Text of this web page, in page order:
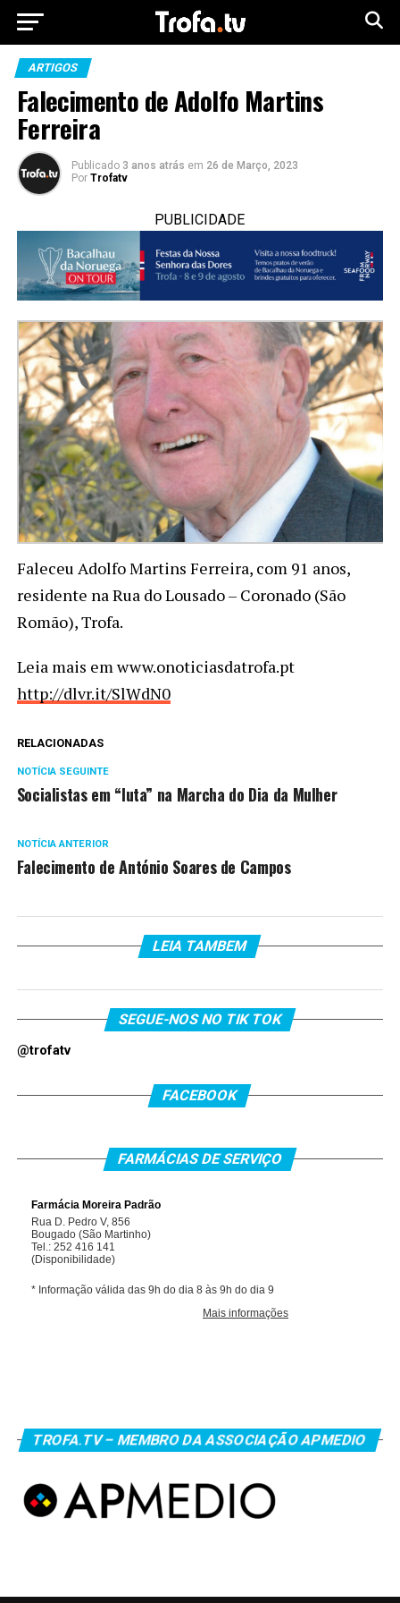
ARTIGOS
Falecimento de Adolfo Martins
Ferreira
Publicado 3 anos atrás em 26 de Março, 2023
Por Trofatv
PUBLICIDADE
Faleceu Adolfo Martins Ferreira, com 91 anos,
residente na Rua do Lousado – Coronado (São
Romão), Trofa.
Leia mais em www.onoticiasdatrofa.pt
http://dlvr.it/SlWdN0
RELACIONADAS
NOTÍCIA SEGUINTE
Socialistas em “luta” na Marcha do Dia da Mulher
NOTÍCIA ANTERIOR
Falecimento de António Soares de Campos
LEIA TAMBEM
SEGUE-NOS NO TIK TOK
@trofatv
FACEBOOK
FARMÁCIAS DE SERVIÇO
TROFA.TV – MEMBRO DA ASSOCIAÇÃO APMEDIO